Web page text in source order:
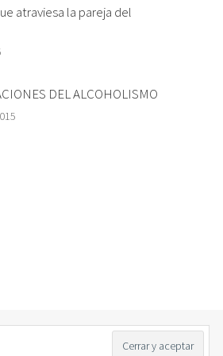
atraviesa la pareja del
DEL ALCOHOLISMO
TwitterFacebookLinkedIn